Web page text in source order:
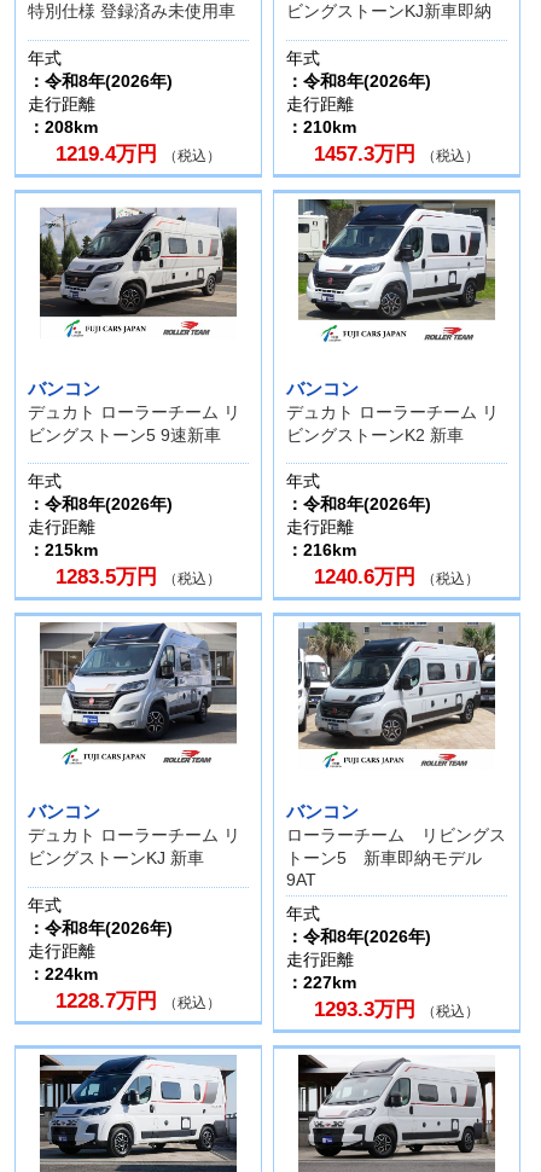
特別仕様 登録済み未使用車
年式
：令和8年(2026年)
走行距離
：208km
1219.4万円 （税込）
ビングストーンKJ新車即納
年式
：令和8年(2026年)
走行距離
：210km
1457.3万円 （税込）
バンコン
デュカト ローラーチーム リ
ビングストーン5 9速新車
年式
：令和8年(2026年)
走行距離
：215km
1283.5万円 （税込）
バンコン
デュカト ローラーチーム リ
ビングストーンK2 新車
年式
：令和8年(2026年)
走行距離
：216km
1240.6万円 （税込）
バンコン
デュカト ローラーチーム リ
ビングストーンKJ 新車
年式
：令和8年(2026年)
走行距離
：224km
1228.7万円 （税込）
バンコン
ローラーチーム リビングス
トーン5 新車即納モデル
9AT
年式
：令和8年(2026年)
走行距離
：227km
1293.3万円 （税込）